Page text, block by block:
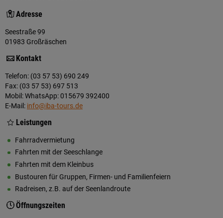
Adresse
Seestraße 99
01983 Großräschen
Kontakt
Telefon: (03 57 53) 690 249
Fax: (03 57 53) 697 513
Mobil: WhatsApp: 015679 392400
E-Mail: info@iba-tours.de
Leistungen
Fahrradvermietung
Fahrten mit der Seeschlange
Fahrten mit dem Kleinbus
Bustouren für Gruppen, Firmen- und Familienfeiern
Radreisen, z.B. auf der Seenlandroute
Öffnungszeiten